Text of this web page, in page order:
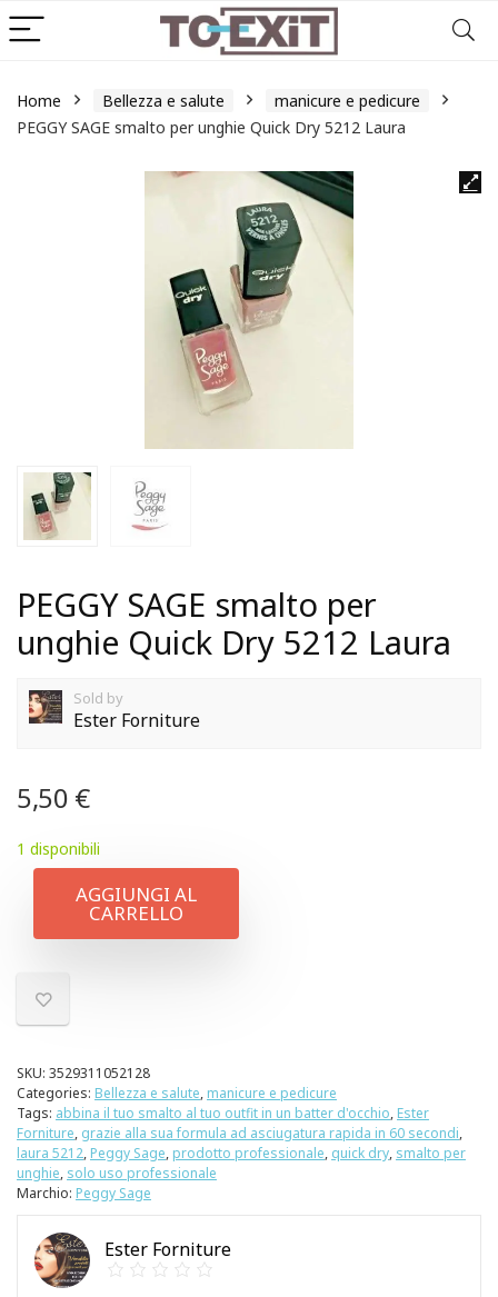
Home Bellezza e salute
manicure e pedicure
PEGGY SAGE smalto per unghie Quick Dry 5212 Laura
PEGGY SAGE smalto per
unghie Quick Dry 5212 Laura
Sold by
Ester Forniture
5,50 €
1 disponibili
AGGIUNGI AL
CARRELLO
SKU: 3529311052128
Categories: Bellezza e salute, manicure e pedicure
Tags: abbina il tuo smalto al tuo outfit in un batter d'occhio, Ester
Forniture, grazie alla sua formula ad asciugatura rapida in 60 secondi,
laura 5212, Peggy Sage, prodotto professionale, quick dry, smalto per
unghie, solo uso professionale
Marchio: Peggy Sage
Ester Forniture